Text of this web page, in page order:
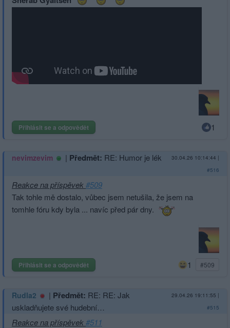
Přihlásit se a odpovědět 1
nevimzevim | Předmět: RE: Humor je lék 30.04.26 10:14:44 |
#516
Reakce na příspěvek#509
Tak tohle mě dostalo, vůbec jsem netušila, že jsem na
tomhle fóru kdy byla ... navíc před pár dny.
Přihlásit se a odpovědět 1 #509
Rudla2 | Předmět: RE: RE: Jak
uskladňujete své hudební…
29.04.26 19:11:55 |
#515
Reakce na příspěvek#511